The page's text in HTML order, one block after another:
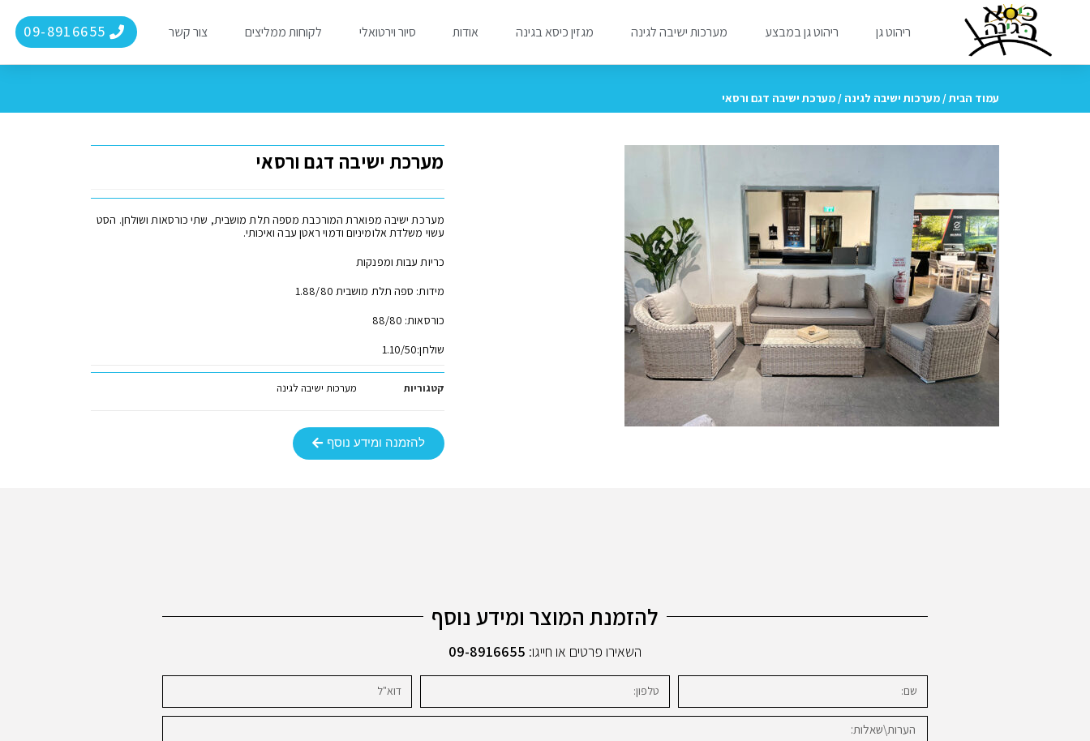
ריהוט גן ריהוט גן במבצע מערכות ישיבה לגינה מגזין כיסא בגינה אודות סיור וירטואלי לקוחות ממליצים צור קשר 09-8916655
עמוד הבית/ מערכות ישיבה לגינה / מערכת ישיבה דגם ורסאי
מערכת ישיבה דגם ורסאי
מערכת ישיבה מפוארת המורכבת מספה תלת מושבית, שתי כורסאות ושולחן. הסט
עשוי משלדת אלומיניום ודמוי ראטן עבה ואיכותי.
כריות עבות ומפנקות
מידות: ספה תלת מושבית 1.88/80
כורסאות: 88/80
שולחן:1.10/50
קטגוריות מערכות ישיבה לגינה
להזמנה ומידע נוסף
להזמנת המוצר ומידע נוסף
השאירו פרטים או חייגו: 09-8916655